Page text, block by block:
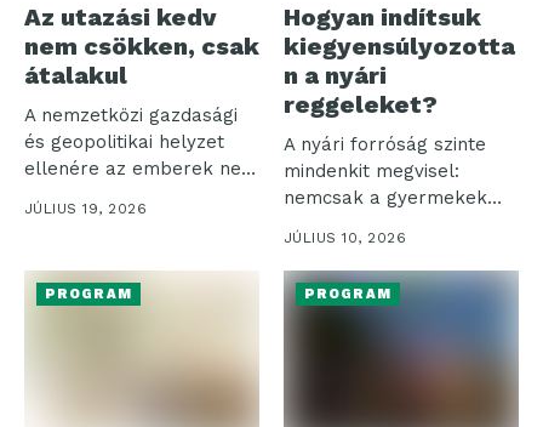
Az utazási kedv
nem csökken, csak
átalakul
A nemzetközi gazdasági
és geopolitikai helyzet
ellenére az emberek nem
mondanak le...
JÚLIUS 19, 2026
Hogyan indítsuk
kiegyensúlyozotta
n a nyári
reggeleket?
A nyári forróság szinte
mindenkit megvisel:
nemcsak a gyermekek
válnak nyűgösebbé az...
JÚLIUS 10, 2026
PROGRAM PROGRAM